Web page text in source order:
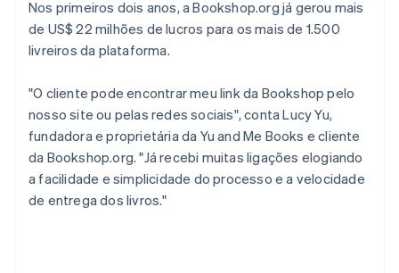
Nos primeiros dois anos, a Bookshop.org já gerou mais
de US$ 22 milhões de lucros para os mais de 1.500
livreiros da plataforma.
"O cliente pode encontrar meu link da Bookshop pelo
nosso site ou pelas redes sociais", conta Lucy Yu,
fundadora e proprietária da Yu and Me Books e cliente
da Bookshop.org. "Já recebi muitas ligações elogiando
a facilidade e simplicidade do processo e a velocidade
de entrega dos livros."